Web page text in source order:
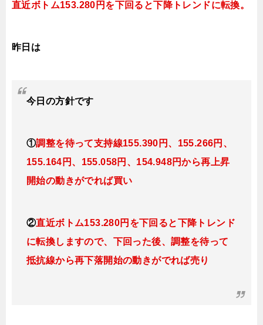
直近ボトム153.280円を下回ると下降トレンドに転換。
昨日は
今日 の方針です
①調整を待って支持線155.390 円、155.266円 、
155.164円、155.058円、154.948円から再上昇
開始の動きがでれば買い
②直近ボトム153.280円を下回ると下降トレンド
に転換しますので、下回った後、調整を待って
抵抗線から再下落開始の動きがでれば売り